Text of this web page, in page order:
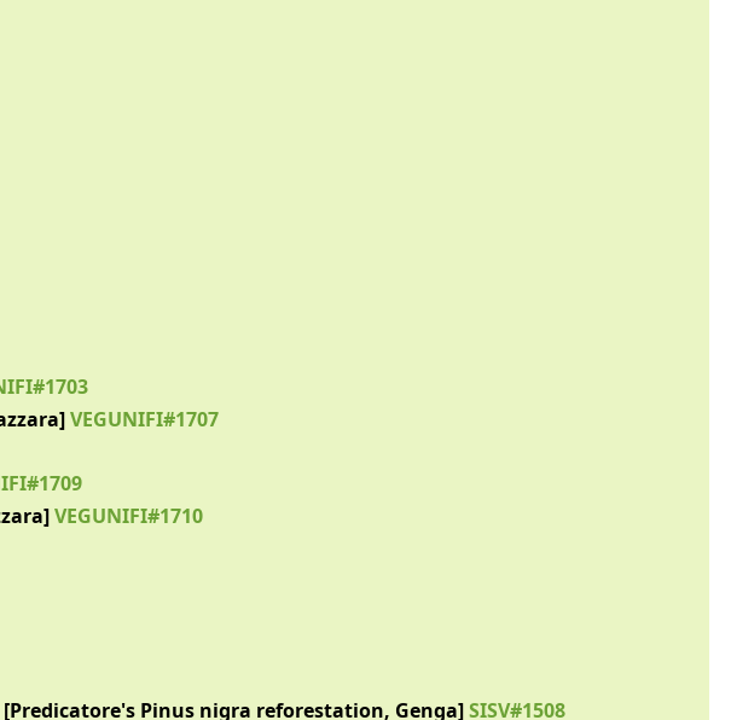
VEGUNIFI#1707
VEGUNIFI#1710
Pinus nigra reforestation, Genga]SISV#1508